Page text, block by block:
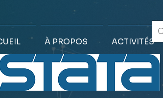
À PROPOS ACTIVITÉS